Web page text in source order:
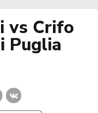
vs Crifo
Puglia